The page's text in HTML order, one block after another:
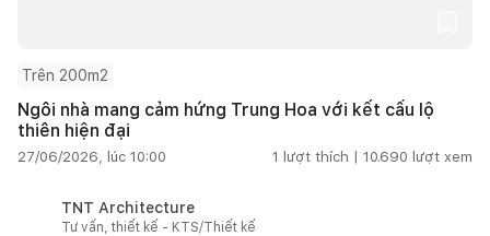
Trên 200m2
Ngôi nhà mang cảm hứng Trung Hoa với kết cấu lộ
thiên hiện đại
27/06/2026, lúc 10:00 1 lượt thích | 10.690 lượt xem
TNT Architecture
Tư vấn, thiết kế - KTS/Thiết kế